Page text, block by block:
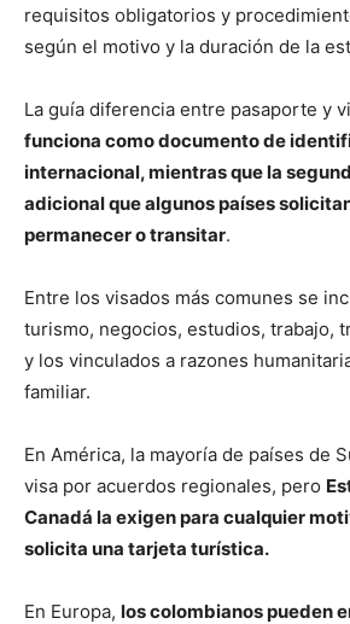
requisitos obligatorios y
según el motivo y la duración de la
La guía diferencia entre pasaporte y
funciona como documento de
internacional, mientras que la
adicional que algunos países
permanecer o transitar.
Entre los visados más comunes se
turismo, negocios, estudios, trabajo,
y los vinculados a razones
familiar.
En América, la mayoría de países de
visa por acuerdos regionales, pero
Canadá la exigen para cualquier
solicita una tarjeta turística.
En Europa, los colombianos pueden